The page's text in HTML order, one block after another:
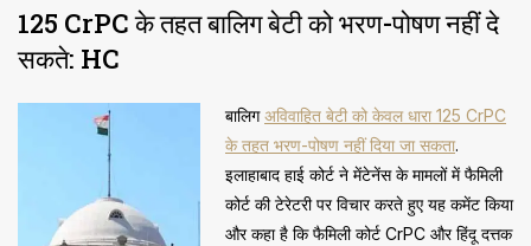
125 CrPC के तहत बालिग बेटी को भरण-पोषण नहीं दे
सकते: HC
बालिगअविवाहित बेटी को केवल धारा 125 CrPC
के तहत भरण-पोषण नहीं दिया जा सकता.
इलाहाबाद हाई कोर्ट ने मेंटेनेंस के मामलों में फैमिली
कोर्ट की टेरेटरी पर विचार करते हुए यह कमेंट किया
और कहा है कि फैमिली कोर्ट CrPC और हिंदू दत्तक